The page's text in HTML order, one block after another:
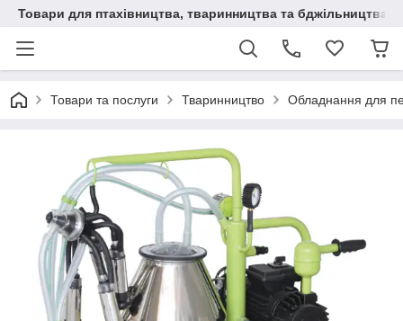
Товари для птахівництва, тваринництва та бджільництва
Товари та послуги Тваринництво Обладнання для